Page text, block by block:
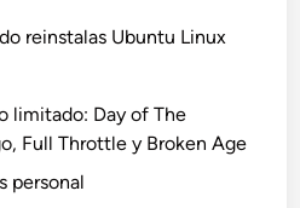
reinstalas Ubuntu Linux
limitado: Day of The
Full Throttle y Broken Age
personal